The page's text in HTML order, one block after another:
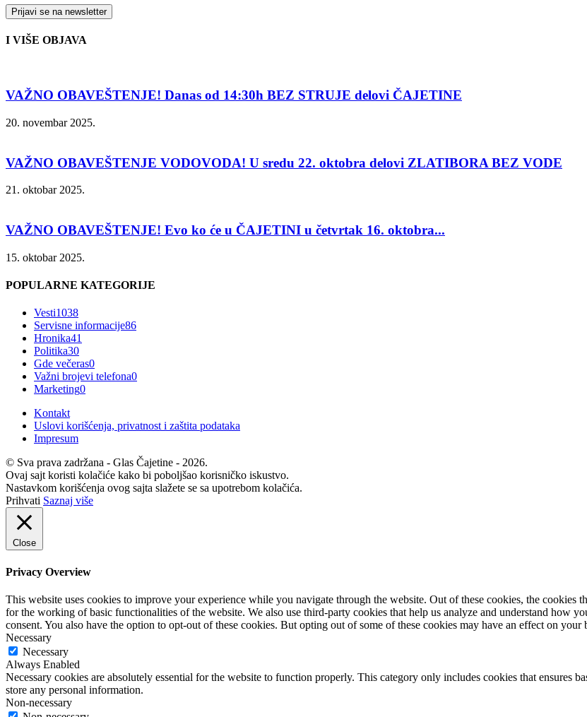
I VIŠE OBJAVA
VAŽNO OBAVEŠTENJE! Danas od 14:30h BEZ STRUJE delovi ČAJETINE
20. novembar 2025.
VAŽNO OBAVEŠTENJE VODOVODA! U sredu 22. oktobra delovi ZLATIBORA BEZ VODE
21. oktobar 2025.
VAŽNO OBAVEŠTENJE! Evo ko će u ČAJETINI u četvrtak 16. oktobra...
15. oktobar 2025.
POPULARNE KATEGORIJE
Vesti1038
Servisne informacije86
Hronika41
Politika30
Gde večeras0
Važni brojevi telefona0
Marketing0
Kontakt
Uslovi korišćenja, privatnost i zaštita podataka
Impresum
© Sva prava zadržana - Glas Čajetine - 2026.
Ovaj sajt koristi kolačiće kako bi poboljšao korisničko iskustvo.
Nastavkom korišćenja ovog sajta slažete se sa upotrebom kolačića.
Prihvati Saznaj više
Close
Privacy Overview
This website uses cookies to improve your experience while you navigate through the website. Out of these cookies, the cookies
for the working of basic functionalities of the website. We also use third-party cookies that help us analyze and understand how
consent. You also have the option to opt-out of these cookies. But opting out of some of these cookies may have an effect on your
Necessary
Necessary
Always Enabled
Necessary cookies are absolutely essential for the website to function properly. This category only includes cookies that ensures
store any personal information.
Non-necessary